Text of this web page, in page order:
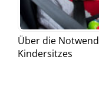
Über die
Kindersitzes